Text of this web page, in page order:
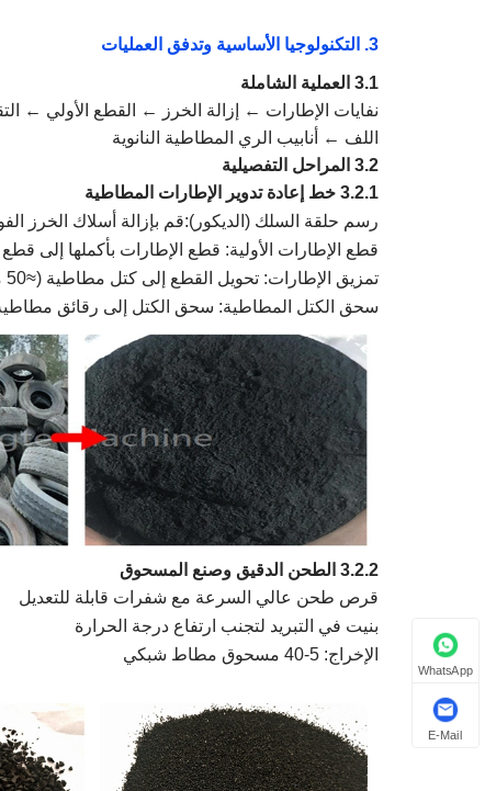
3. التكنولوجيا الأساسية وتدفق العمليات
3.1 العملية الشاملة
نفايات الإطارات ← إزالة الخرز ← القطع
اللف ← أنابيب الري المطاطية النانوية
3.2 المراحل التفصيلية
3.2.1 خط إعادة تدوير الإطارات المطاطية
رسم حلقة السلك (الديكور):قم بإزالة أسلاك الخرز
قطع الإطارات الأولية: قطع الإطارات بأكملها إلى قطع
تمزيق الإطارات: تحويل القطع إلى كتل مطاطية (≈50 مم)،
سحق الكتل المطاطية: سحق الكتل إلى رقائق
3.2.2 الطحن الدقيق وصنع المسحوق
قرص طحن عالي السرعة مع شفرات قابلة للتعديل
بنيت في التبريد لتجنب ارتفاع درجة الحرارة
الإخراج: 5-40 مسحوق مطاط شبكي
WhatsApp
E-Mail